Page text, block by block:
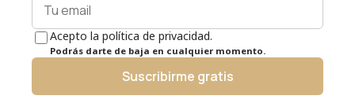
Acepto la política de privacidad.
Podrás darte de baja en cualquier momento.
Suscribirme gratis